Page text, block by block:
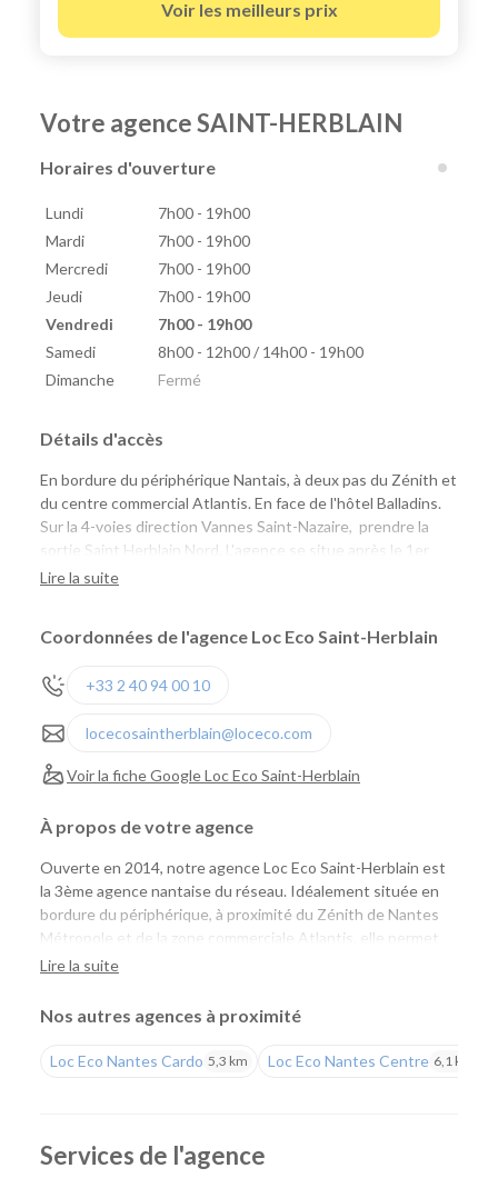
Voir les meilleurs prix
Votre agence SAINT-HERBLAIN
Horaires d'ouverture
Lundi
7h00 - 19h00
Mardi
7h00 - 19h00
Mercredi
7h00 - 19h00
Jeudi
7h00 - 19h00
Vendredi
7h00 - 19h00
Samedi
8h00 - 12h00 / 14h00 - 19h00
Dimanche
Fermé
Détails d'accès
En bordure du périphérique Nantais, à deux pas du Zénith et
du centre commercial Atlantis. En face de l'hôtel Balladins.
Sur la 4-voies direction Vannes Saint-Nazaire, prendre la
sortie Saint Herblain Nord. L'agence se situe après le 1er
Rond-Point à droite, juste après le magasin Chlorophylle.
Lire la suite
Coordonnées de l'agence Loc Eco Saint-Herblain
+33 2 40 94 00 10
locecosaintherblain@loceco.com
Voir la fiche Google Loc Eco Saint-Herblain
À propos de votre agence
Ouverte en 2014, notre agence Loc Eco Saint-Herblain est
la 3ème agence nantaise du réseau. Idéalement située en
bordure du périphérique, à proximité du Zénith de Nantes
Métropole et de la zone commerciale Atlantis, elle permet
aux particuliers comme aux professionnels de louer
projets. Facile d'accès, elle constitue un point de départ
pratique pour rejoindre Nantes, la côte Atlantique ou les
grands axes de l'ouest.
Que vous prépariez un déménagement, des travaux, un
déplacement professionnel, un départ en vacances ou que
Lire la suite
Nos autres agences à proximité
Loc Eco Nantes Cardo 5,3 km Loc Eco Nantes Centre 6,1 km
Services de l'agence